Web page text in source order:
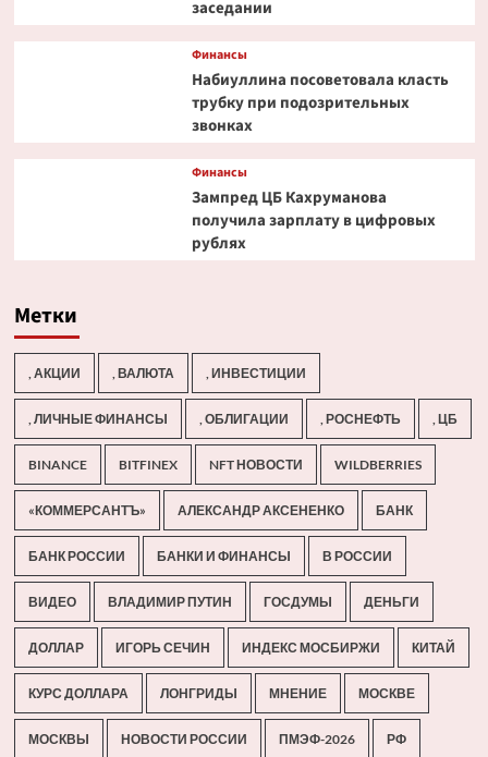
заседании
Финансы
Набиуллина посоветовала класть
трубку при подозрительных
звонках
Финансы
Зампред ЦБ Кахруманова
получила зарплату в цифровых
рублях
Метки
, АКЦИИ , ВАЛЮТА , ИНВЕСТИЦИИ
, ЛИЧНЫЕ ФИНАНСЫ , ОБЛИГАЦИИ , РОСНЕФТЬ , ЦБ
BINANCE BITFINEX NFT НОВОСТИ WILDBERRIES
«КОММЕРСАНТЪ» АЛЕКСАНДР АКСЕНЕНКО БАНК
БАНК РОССИИ БАНКИ И ФИНАНСЫ В РОССИИ
ВИДЕО ВЛАДИМИР ПУТИН ГОСДУМЫ ДЕНЬГИ
ДОЛЛАР ИГОРЬ СЕЧИН ИНДЕКС МОСБИРЖИ КИТАЙ
КУРС ДОЛЛАРА ЛОНГРИДЫ МНЕНИЕ МОСКВЕ
МОСКВЫ НОВОСТИ РОССИИ ПМЭФ-2026 РФ